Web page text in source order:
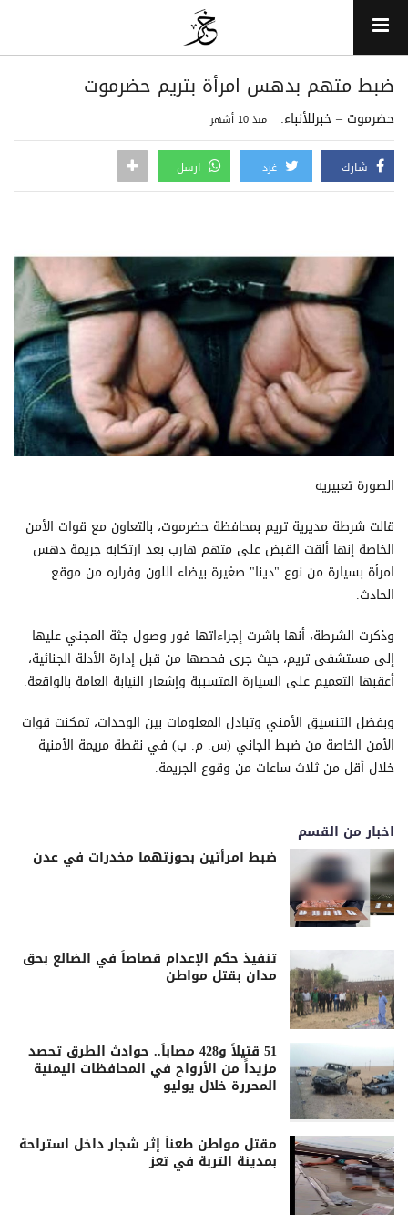
ضبط متهم بدهس امرأة بتريم حضرموت
حضرموت – خبرللأنباء: منذ 10 أشهر
شارك غرد ارسل
الصورة تعبيريه
قالت شرطة مديرية تريم بمحافظة حضرموت، بالتعاون مع قوات الأمن
الخاصة إنها ألقت القبض على متهم هارب بعد ارتكابه جريمة دهس
امرأة بسيارة من نوع "دينا" صغيرة بيضاء اللون وفراره من موقع
الحادث.
وذكرت الشرطة، أنها باشرت إجراءاتها فور وصول جثة المجني عليها
إلى مستشفى تريم، حيث جرى فحصها من قبل إدارة الأدلة الجنائية،
أعقبها التعميم على السيارة المتسببة وإشعار النيابة العامة بالواقعة.
وبفضل التنسيق الأمني وتبادل المعلومات بين الوحدات، تمكنت قوات
الأمن الخاصة من ضبط الجاني (س. م. ب) في نقطة مريمة الأمنية
خلال أقل من ثلاث ساعات من وقوع الجريمة.
اخبار من القسم
ضبط امرأتين بحوزتهما مخدرات في عدن
تنفيذ حكم الإعدام قصاصاً في الضالع بحق
مدان بقتل مواطن
51 قتيلاً و428 مصاباً.. حوادث الطرق تحصد
مزيداً من الأرواح في المحافظات اليمنية
المحررة خلال يوليو
مقتل مواطن طعناً إثر شجار داخل استراحة
بمدينة التربة في تعز